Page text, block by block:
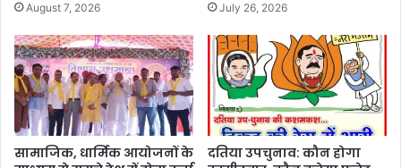
August 7, 2026 July 26, 2026
सामाजिक, धार्मिक आयोजनों के
दतिया उपचुनाव: कौन होगा